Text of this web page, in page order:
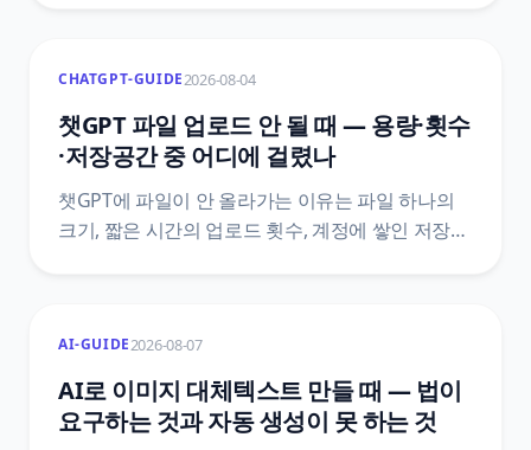
정리했어요.
CHATGPT-GUIDE2026-08-04
챗GPT 파일 업로드 안 될 때 — 용량·횟수
·저장공간 중 어디에 걸렸나
챗GPT에 파일이 안 올라가는 이유는 파일 하나의
크기, 짧은 시간의 업로드 횟수, 계정에 쌓인 저장
정리했어요.
AI-GUIDE2026-08-07
AI로 이미지 대체텍스트 만들 때 — 법이
요구하는 것과 자동 생성이 못 하는 것